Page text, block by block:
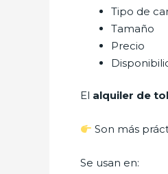
Tipo de
Tamaño
Precio
El alquiler de
Son más
Se usan en: